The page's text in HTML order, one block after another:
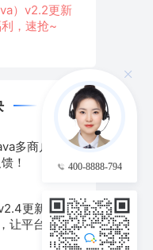
）v2.2更新
，速抢~
多商户系统
！
更新预
让平台自动
400-8888-794